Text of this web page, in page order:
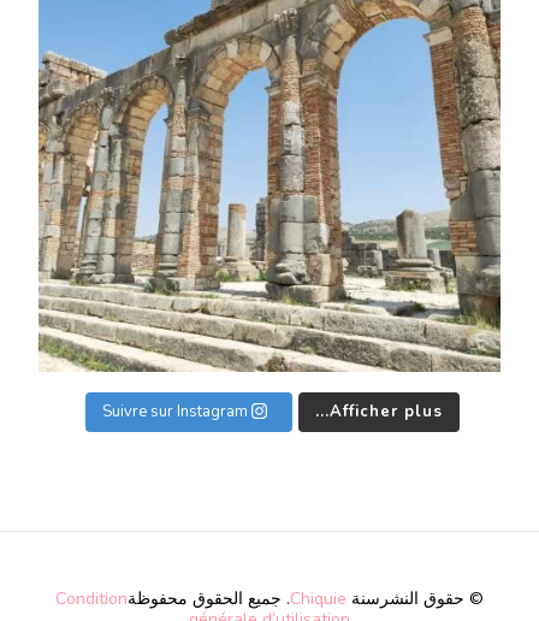
Afficher plus...
Suivre sur Instagram
© حقوق النشرسنة Chiquie. جميع الحقوق محفوظةCondition